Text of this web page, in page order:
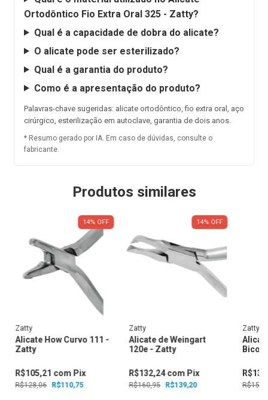
Ortodôntico Fio Extra Oral 325 - Zatty?
Qual é a capacidade de dobra do alicate?
O alicate pode ser esterilizado?
Qual é a garantia do produto?
Como é a apresentação do produto?
Palavras-chave sugeridas: alicate ortodôntico, fio extra oral, aço
cirúrgico, esterilização em autoclave, garantia de dois anos.
* Resumo gerado por IA. Em caso de dúvidas, consulte o
fabricante.
Produtos similares
14% OFF
Zatty
Alicate How Curvo 111 -
Zatty
R$128,06 R$110,75
R$105,21 com Pix
14% OFF
Zatty
Alicate de Weingart
120e - Zatty
R$160,95 R$139,20
R$132,24com Pix
Zatty
Bico